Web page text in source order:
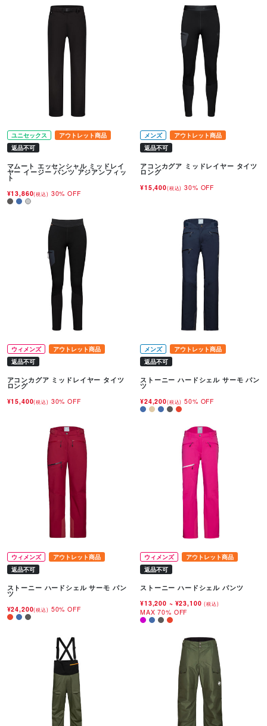
ユニセックス
アウトレット商品
返品不可
マムート エッセンシャル ミッドレイ
ヤー イージー パンツ アジアンフィッ
ト
¥13,860(税込) 30% OFF
メンズ
アウトレット商品
返品不可
アコンカグア ミッドレイヤー タイツ
ロング
¥15,400(税込) 30% OFF
ウィメンズ
アウトレット商品
返品不可
アコンカグア ミッドレイヤー タイツ
ロング
¥15,400(税込) 30% OFF
メンズ
アウトレット商品
返品不可
ストーニー ハードシェル サーモ パン
ツ
¥24,200(税込) 50% OFF
ウィメンズ
アウトレット商品
返品不可
ストーニー ハードシェル サーモ パン
ツ
¥24,200(税込) 50% OFF
ウィメンズ
アウトレット商品
返品不可
ストーニー ハードシェル パンツ
¥13,200 ~ ¥23,100(税込)
MAX 70% OFF